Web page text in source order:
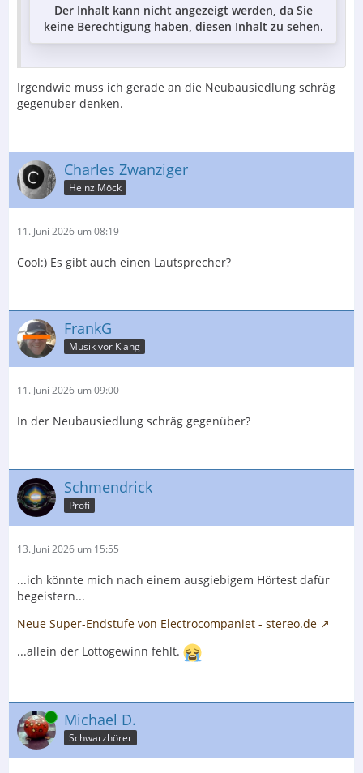
Der Inhalt kann nicht angezeigt werden, da Sie
keine Berechtigung haben, diesen Inhalt zu sehen.
Irgendwie muss ich gerade an die Neubausiedlung schräg
gegenüber denken.
Charles Zwanziger
Heinz Möck
11. Juni 2026 um 08:19
Cool:) Es gibt auch einen Lautsprecher?
FrankG
Musik vor Klang
11. Juni 2026 um 09:00
In der Neubausiedlung schräg gegenüber?
Schmendrick
Profi
13. Juni 2026 um 15:55
...ich könnte mich nach einem ausgiebigem Hörtest dafür
begeistern...
Neue Super-Endstufe von Electrocompaniet - stereo.de
...allein der Lottogewinn fehlt.
Online Michael D.
Schwarzhörer